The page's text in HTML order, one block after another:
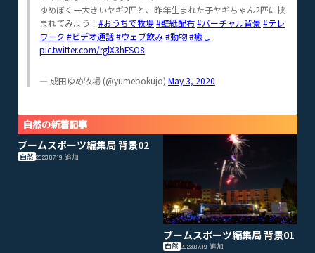
ゆめぼく一大きいヤギ2匹と、昨年生まれた子ヤギちゃん2匹に挟
まれてみよう！ #おうちで牧場#壁紙配布#バーチャル背景 #テレ
ワーク #ビデオ通話#ウェブ飲み #動物#癒し
pic.twitter.com/rglX3hFSO8
— 成田ゆめ牧場 (@yumebokujo) May 3, 2020
自然の新着記事
ブームスポーツ編集局 背景02
自然 2023.07.19 追加
ブームスポーツ編集局 背景01
自然 2023.07.19追加